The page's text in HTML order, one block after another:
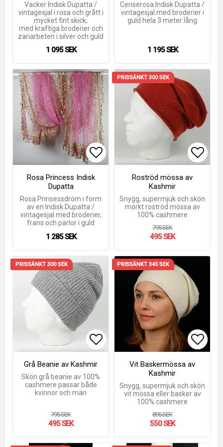
Vacker Indisk Dupatta /
vintagesjal i rosa och grått i
mycket fint skick,
med kraftiga broderier och
zariarbeten i silver och guld
1 095 SEK
Ceriserosa Indisk Dupatta /
vintagesjal med broderier i
guld hela 3 meter lång
1 195 SEK
Lägg till i favoritlistan
Lägg till i favoritlistan
Rosa Princess Indisk
Dupatta
Rosa Prinsessdröm i form
av en Indisk Dupatta /
vintagesjal med broderier,
frans och pärlor i guld
1 285 SEK
PRISSÄNKT 300 SEK
Roströd mössa av
Kashmir
Snygg, supermjuk och skön
mörkt roströd mössa av
100% cashmere
795 SEK
495 SEK
PRISSÄNKT 300 SEK
Lägg till i favoritlistan
Lägg till i favoritlistan
Grå Beanie av Kashmir
Skön grå beanie av 100%
cashmere passar både
kvinnor och män
795 SEK
495 SEK
PRISSÄNKT 345 SEK
Vit Baskermössa av
Kashmir
Snygg, supermjuk och skön
vit mössa eller basker av
100% cashmere
895 SEK
550 SEK